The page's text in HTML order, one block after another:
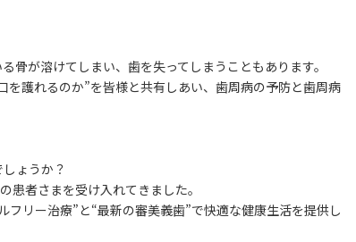
骨が溶けてしまい、歯を失ってしまうこともあります。
護れるのか”を皆様と共有しあい、歯周病の予防と歯周病
ょうか？
患者さまを受け入れてきました。
リー治療”と“最新の審美義歯”で快適な健康生活を提供し